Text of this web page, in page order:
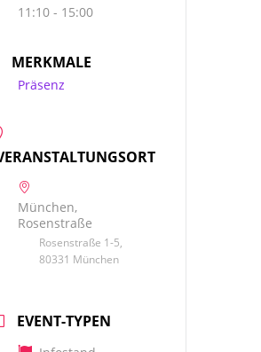
11:10 - 15:00
MERKMALE
Präsenz
München,
Rosenstraße
Rosenstraße 1-5,
80331 München
EVENT-TYPEN